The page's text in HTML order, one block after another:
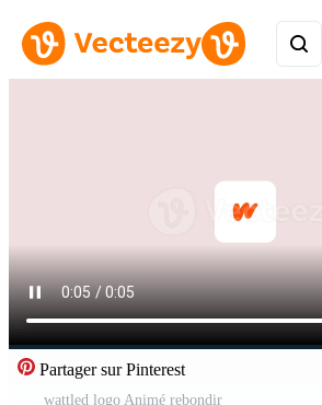
Partager sur Pinterest
wattled logo Animé rebondir